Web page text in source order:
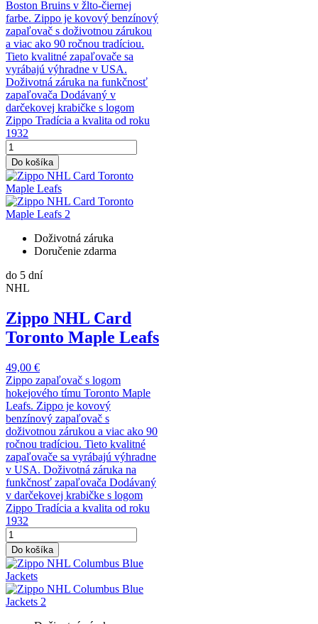
Boston Bruins v žlto-čiernej
farbe. Zippo je kovový benzínový
zapaľovač s doživotnou zárukou
a viac ako 90 ročnou tradíciou.
Tieto kvalitné zapaľovače sa
vyrábajú výhradne v USA.
Doživotná záruka na funkčnosť
zapaľovača Dodávaný v
darčekovej krabičke s logom
Zippo Tradícia a kvalita od roku
1932
Do košíka
Doživotná záruka
Doručenie zdarma
do 5 dní
NHL
Zippo NHL Card
Toronto Maple Leafs
49,00 €
Zippo zapaľovač s logom
hokejového tímu Toronto Maple
Leafs. Zippo je kovový
benzínový zapaľovač s
doživotnou zárukou a viac ako 90
ročnou tradíciou. Tieto kvalitné
zapaľovače sa vyrábajú výhradne
v USA. Doživotná záruka na
funkčnosť zapaľovača Dodávaný
v darčekovej krabičke s logom
Zippo Tradícia a kvalita od roku
1932
Do košíka